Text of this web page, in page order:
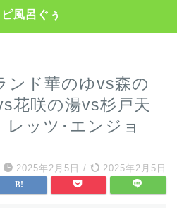
風呂ぐぅ
ンド華のゆvs森の
花咲の湯vs杉戸天
レッツ･エンジョ
2025年2月5日 / 2025年2月5日